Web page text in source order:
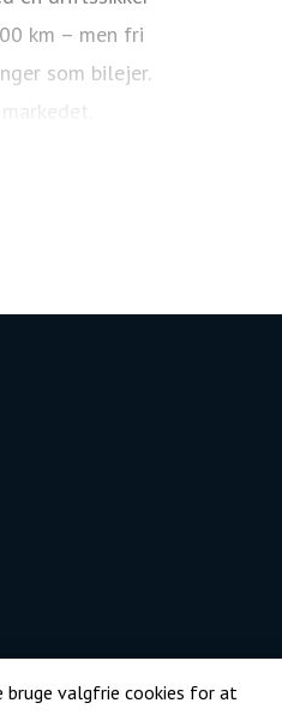
bruge valgfrie cookies for at
km – men fri
som bilejer.